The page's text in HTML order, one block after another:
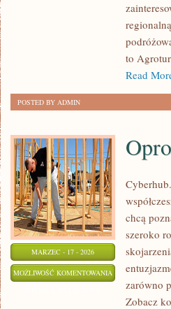
to
Read
POSTED BY ADMIN
MARZEC - 17 - 2026
MOŻLIWOŚĆ KOMENTOWANIA
chcą
szeroko
zarówno
Zobacz